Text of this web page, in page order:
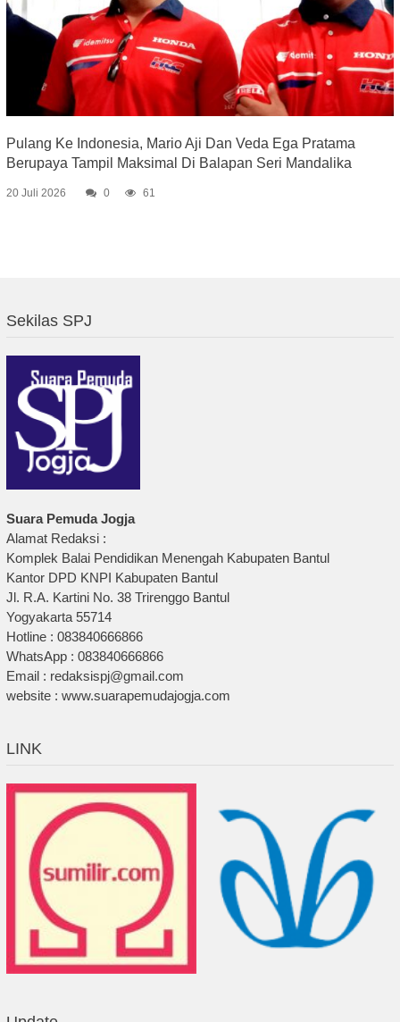
Pulang Ke Indonesia, Mario Aji Dan Veda Ega Pratama
Berupaya Tampil Maksimal Di Balapan Seri Mandalika
20 Juli 2026 0 61
Sekilas SPJ
Suara Pemuda Jogja
Alamat Redaksi :
Komplek Balai Pendidikan Menengah Kabupaten Bantul
Kantor DPD KNPI Kabupaten Bantul
Jl. R.A. Kartini No. 38 Trirenggo Bantul
Yogyakarta 55714
Hotline : 083840666866
WhatsApp : 083840666866
Email : redaksispj@gmail.com
website : www.suarapemudajogja.com
LINK